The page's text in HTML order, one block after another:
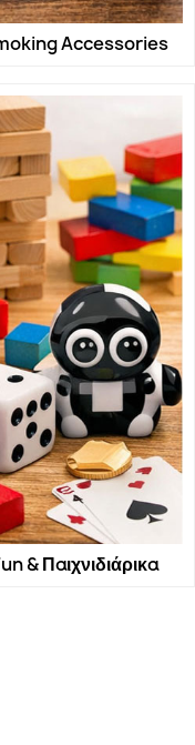
Accessories
& Παιχνιδιάρικα